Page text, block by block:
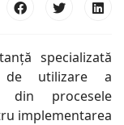
specializată
de utilizare a
din procesele
implementarea